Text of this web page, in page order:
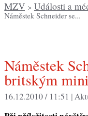
MZV> Události a
Náměstek Schneider se...
Náměstek Schneider se setkal s
britským
16.12.2010 / 11:51 |